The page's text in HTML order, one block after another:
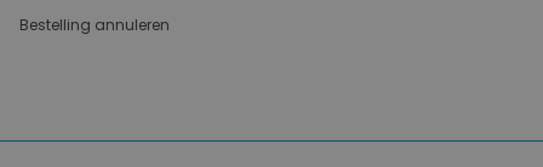
Bestelling annuleren